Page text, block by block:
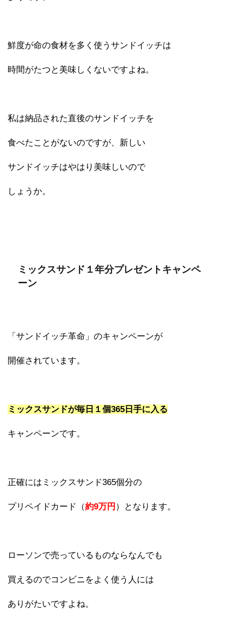
鮮度が命の食材を多く使うサンドイッチは
時間がたつと美味しくないですよね。
私は納品された直後のサンドイッチを
食べたことがないのですが、新しい
サンドイッチはやはり美味しいので
しょうか。
ミックスサンド１年分プレゼントキャンペ
ーン
「サンドイッチ革命」のキャンペーンが
開催されています。
ミックスサンドが毎日１個365日手に入る
キャンペーンです。
正確にはミックスサンド365個分の
プリペイドカード（約9万円 ）となります。
ローソンで売っているものならなんでも
買えるのでコンビニをよく使う人には
ありがたいですよね。